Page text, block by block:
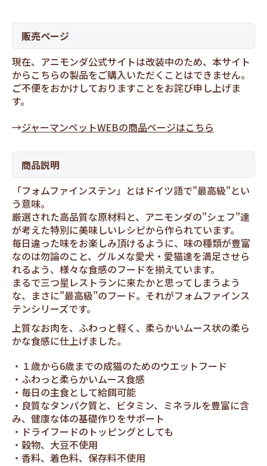
販売ページ
現在、アニモンダ公式サイトは改装中のため、本サイト
からこちらの製品をご購入いただくことはできません。
ご不便をおかけしておりますことをお詫び申し上げま
す。
→ジャーマンペットWEBの商品ページはこちら
商品説明
「フォムファインステン」とはドイツ語で"最高級"とい
う意味。
厳選された高品質な原材料と、アニモンダの"シェフ"達
が考えた特別に美味しいレシピから作られています。
毎日違った味をお楽しみ頂けるように、味の種類が豊富
なのは勿論のこと、グルメな愛犬・愛猫達を満足させら
れるよう、様々な食感のフードを揃えています。
まるで三つ星レストランに来たかと思ってしまうよう
な、まさに"最高級"のフード。それがフォムファインス
テンシリーズです。
上質なお肉を、ふわっと軽く、柔らかいムース状の柔ら
かな食感に仕上げました。
１歳から6歳までの成猫のためのウエットフード
ふわっと柔らかいムース食感
毎日の主食として給餌可能
良質なタンパク質と、ビタミン、ミネラルを豊富に含
み、健康な体の基礎作りをサポート
ドライフードのトッピングとしても
穀物、大豆不使用
香料、着色料、保存料不使用